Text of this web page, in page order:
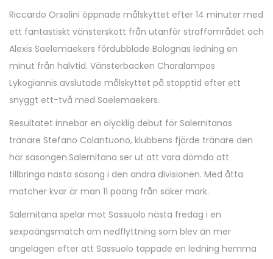
Riccardo Orsolini öppnade målskyttet efter 14 minuter med
ett fantastiskt vänsterskott från utanför straffområdet och
Alexis Saelemaekers fördubblade Bolognas ledning en
minut från halvtid. Vänsterbacken Charalampos
Lykogiannis avslutade målskyttet på stopptid efter ett
snyggt ett-två med Saelemaekers.
Resultatet innebar en olycklig debut för Salernitanas
tränare Stefano Colantuono, klubbens fjärde tränare den
här säsongen.Salernitana ser ut att vara dömda att
tillbringa nästa säsong i den andra divisionen. Med åtta
matcher kvar är man 11 poäng från säker mark.
Salernitana spelar mot Sassuolo nästa fredag i en
sexpoängsmatch om nedflyttning som blev än mer
angelägen efter att Sassuolo tappade en ledning hemma